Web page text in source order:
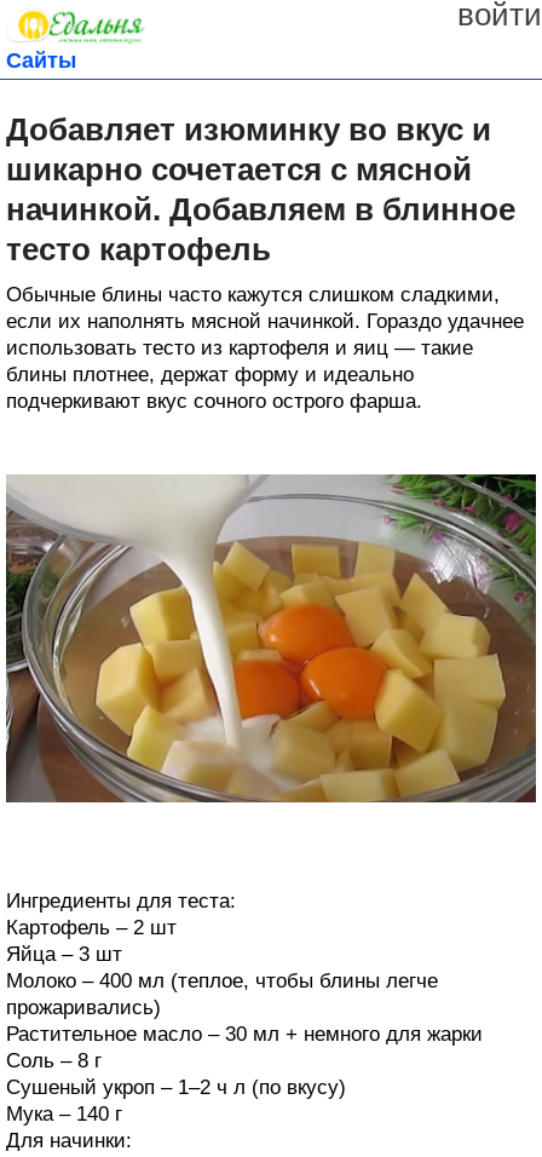
войти
Сайты
Добавляет изюминку во вкус и
шикарно сочетается с мясной
начинкой. Добавляем в блинное
тесто картофель
Обычные блины часто кажутся слишком сладкими,
если их наполнять мясной начинкой. Гораздо удачнее
использовать тесто из картофеля и яиц — такие
блины плотнее, держат форму и идеально
подчеркивают вкус сочного острого фарша.
Ингредиенты для теста:
Картофель – 2 шт
Яйца – 3 шт
Молоко – 400 мл (теплое, чтобы блины легче
прожаривались)
Растительное масло – 30 мл + немного для жарки
Соль – 8 г
Сушеный укроп – 1–2 ч л (по вкусу)
Мука – 140 г
Для начинки: